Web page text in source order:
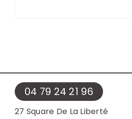
04 79 24 21 96
27 Square De La Liberté